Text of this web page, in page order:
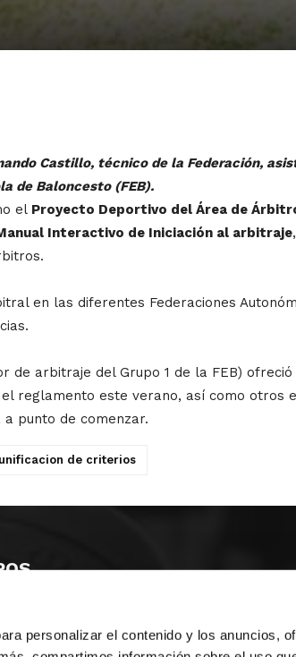
personalizar el contenido y los anuncios,
Castillo, técnico de la Federación,
de Baloncesto (FEB).
el Proyecto Deportivo del Área de
Interactivo de Iniciación al arbitraje
en las diferentes Federaciones
de arbitraje del Grupo 1 de la FEB)
reglamento este verano, así como otros
punto de comenzar.
unificacion de criterios
POBLET 14 1ª 3º
MATANZAS 12